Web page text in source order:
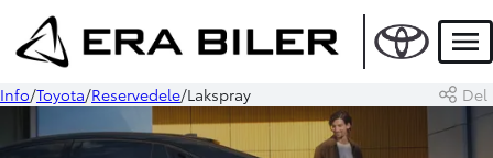
Info Toyota Reservedele Lakspray Del